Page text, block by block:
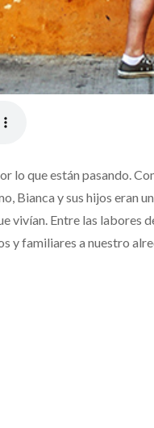
lo que están pasando.
Bianca y sus hijos eran
vivían. Entre las labores
y familiares a nuestro